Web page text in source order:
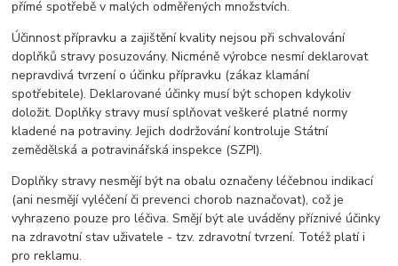
přímé spotřebě v malých odměřených množstvích.
Účinnost přípravku a zajištění kvality nejsou při schvalování
doplňků stravy posuzovány. Nicméně výrobce nesmí deklarovat
nepravdivá tvrzení o účinku přípravku (zákaz klamání
spotřebitele). Deklarované účinky musí být schopen kdykoliv
doložit. Doplňky stravy musí splňovat veškeré platné normy
kladené na potraviny. Jejich dodržování kontroluje Státní
zemědělská a potravinářská inspekce (SZPI).
Doplňky stravy nesmějí být na obalu označeny léčebnou indikací
(ani nesmějí vyléčení či prevenci chorob naznačovat), což je
vyhrazeno pouze pro léčiva. Smějí být ale uváděny příznivé účinky
na zdravotní stav uživatele - tzv. zdravotní tvrzení. Totéž platí i
pro reklamu.